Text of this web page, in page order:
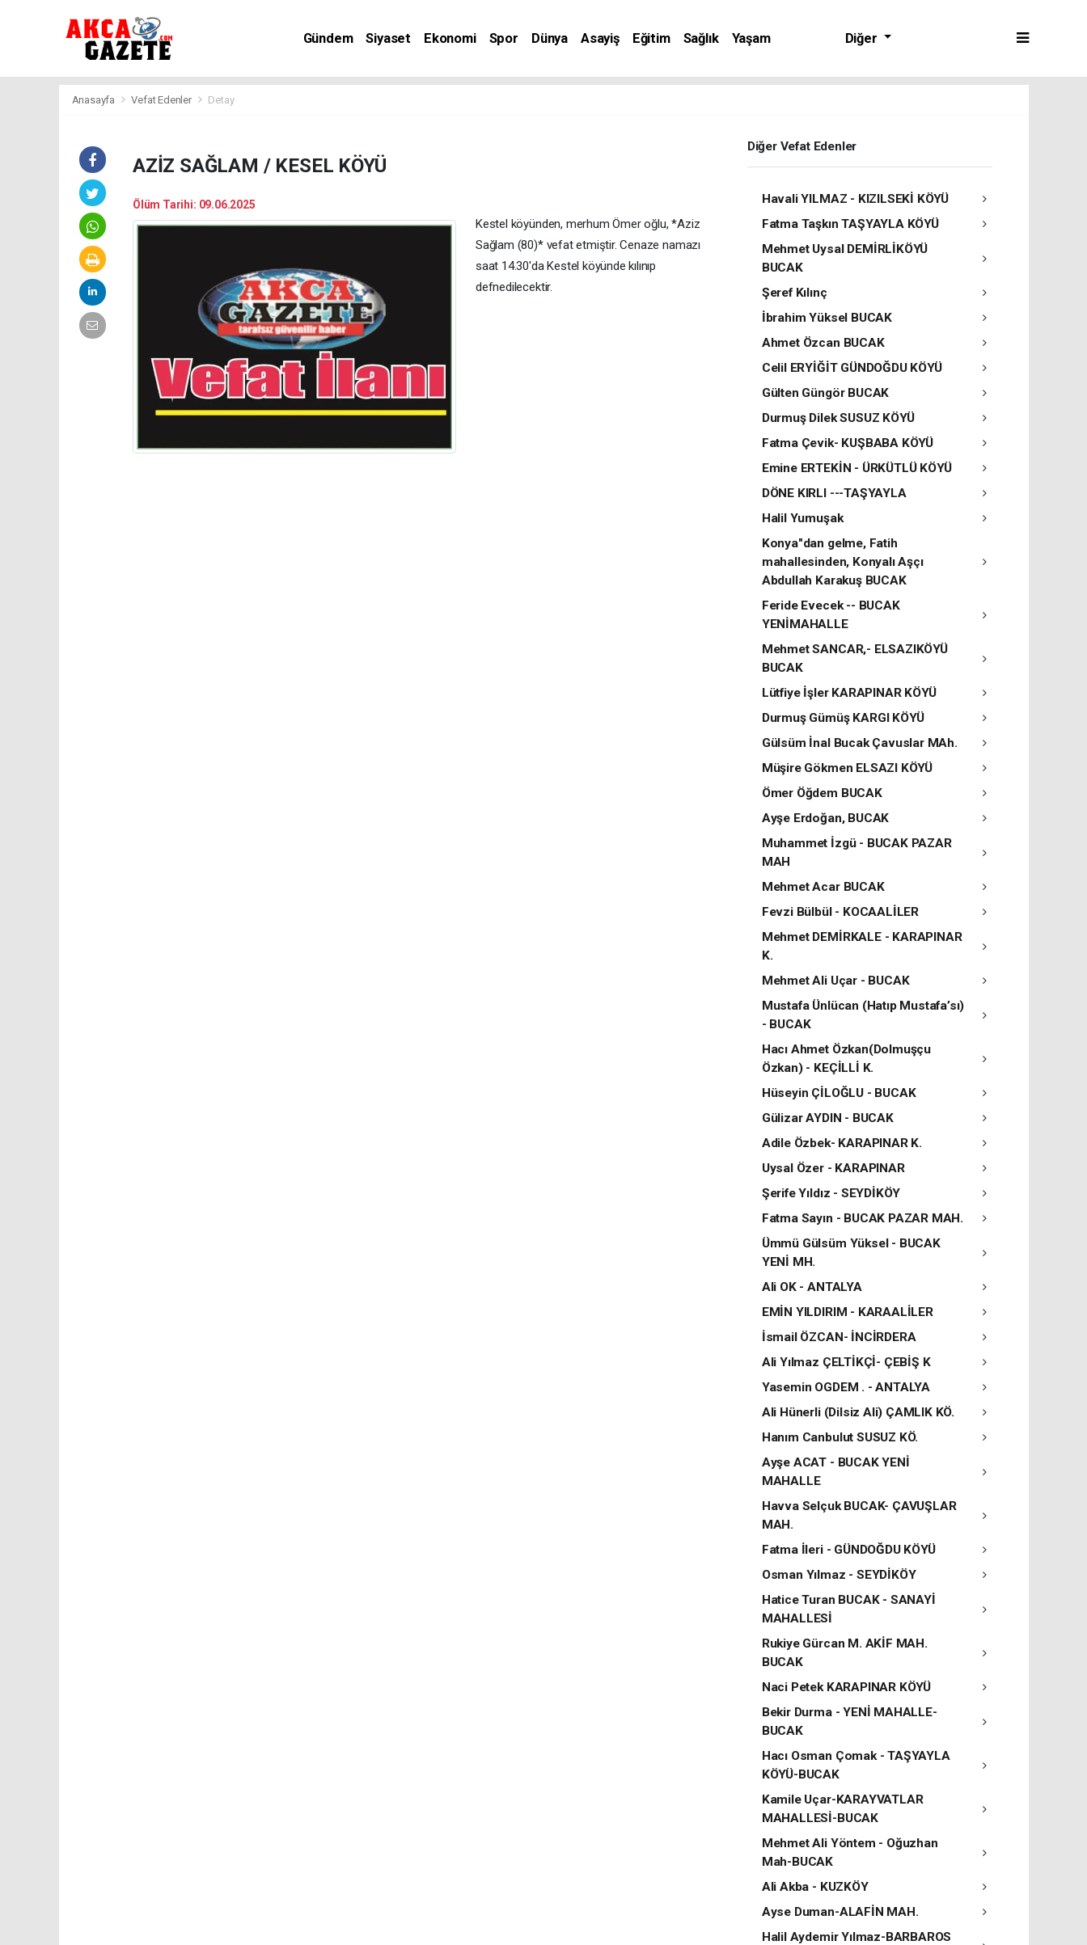
Gündem Siyaset Ekonomi Spor Dünya Asayiş Eğitim Sağlık
Yaşam
Diğer
Anasayfa Vefat Edenler Detay
AZİZ SAĞLAM / KESEL KÖYÜ
Ölüm Tarihi: 09.06.2025
Kestel köyünden, merhum Ömer oğlu, *Aziz
Sağlam (80)* vefat etmiştir. Cenaze namazı
saat 14.30'da Kestel köyünde kılınıp
defnedilecektir.
Diğer Vefat Edenler
Havali YILMAZ - KIZILSEKİ KÖYÜ
Fatma Taşkın TAŞYAYLA KÖYÜ
Mehmet Uysal DEMİRLİKÖYÜ
BUCAK
Şeref Kılınç
İbrahim Yüksel BUCAK
Ahmet Özcan BUCAK
Celil ERYİĞİT GÜNDOĞDU KÖYÜ
Gülten Güngör BUCAK
Durmuş Dilek SUSUZ KÖYÜ
Fatma Çevik- KUŞBABA KÖYÜ
Emine ERTEKİN - ÜRKÜTLÜ KÖYÜ
DÖNE KIRLI ---TAŞYAYLA
Halil Yumuşak
Konya"dan gelme, Fatih
mahallesinden, Konyalı Aşçı
Abdullah Karakuş BUCAK
Feride Evecek -- BUCAK
YENİMAHALLE
Mehmet SANCAR,- ELSAZIKÖYÜ
BUCAK
Lütfiye İşler KARAPINAR KÖYÜ
Durmuş Gümüş KARGI KÖYÜ
Gülsüm İnal Bucak Çavuslar MAh.
Müşire Gökmen ELSAZI KÖYÜ
Ömer Öğdem BUCAK
Ayşe Erdoğan, BUCAK
Muhammet İzgü - BUCAK PAZAR
MAH
Mehmet Acar BUCAK
Fevzi Bülbül - KOCAALİLER
Mehmet DEMİRKALE - KARAPINAR
K.
Mehmet Ali Uçar - BUCAK
Mustafa Ünlücan (Hatıp Mustafa’sı)
- BUCAK
Hacı Ahmet Özkan(Dolmuşçu
Özkan) - KEÇİLLİ K.
Hüseyin ÇİLOĞLU - BUCAK
Gülizar AYDIN - BUCAK
Adile Özbek- KARAPINAR K.
Uysal Özer - KARAPINAR
Şerife Yıldız - SEYDİKÖY
Fatma Sayın - BUCAK PAZAR MAH.
Ümmü Gülsüm Yüksel - BUCAK
YENİ MH.
Ali OK - ANTALYA
EMİN YILDIRIM - KARAALİLER
İsmail ÖZCAN- İNCİRDERA
Ali Yılmaz ÇELTİKÇİ- ÇEBİŞ K
Yasemin OGDEM . - ANTALYA
Ali Hünerli (Dilsiz Ali) ÇAMLIK KÖ.
Hanım Canbulut SUSUZ KÖ.
Ayşe ACAT - BUCAK YENİ
MAHALLE
Havva Selçuk BUCAK- ÇAVUŞLAR
MAH.
Fatma İleri - GÜNDOĞDU KÖYÜ
Osman Yılmaz - SEYDİKÖY
Hatice Turan BUCAK - SANAYİ
MAHALLESİ
Rukiye Gürcan M. AKİF MAH.
BUCAK
Naci Petek KARAPINAR KÖYÜ
Bekir Durma - YENİ MAHALLE-
BUCAK
Hacı Osman Çomak - TAŞYAYLA
KÖYÜ-BUCAK
Kamile Uçar-KARAYVATLAR
MAHALLESİ-BUCAK
Mehmet Ali Yöntem - Oğuzhan
Mah-BUCAK
Ali Akba - KUZKÖY
Ayse Duman-ALAFİN MAH.
Halil Aydemir Yılmaz-BARBAROS